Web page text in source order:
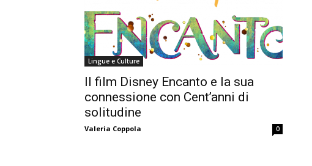
Lingue e Culture
Il film Disney Encanto e la sua
connessione con Cent’anni di
solitudine
Valeria Coppola 0